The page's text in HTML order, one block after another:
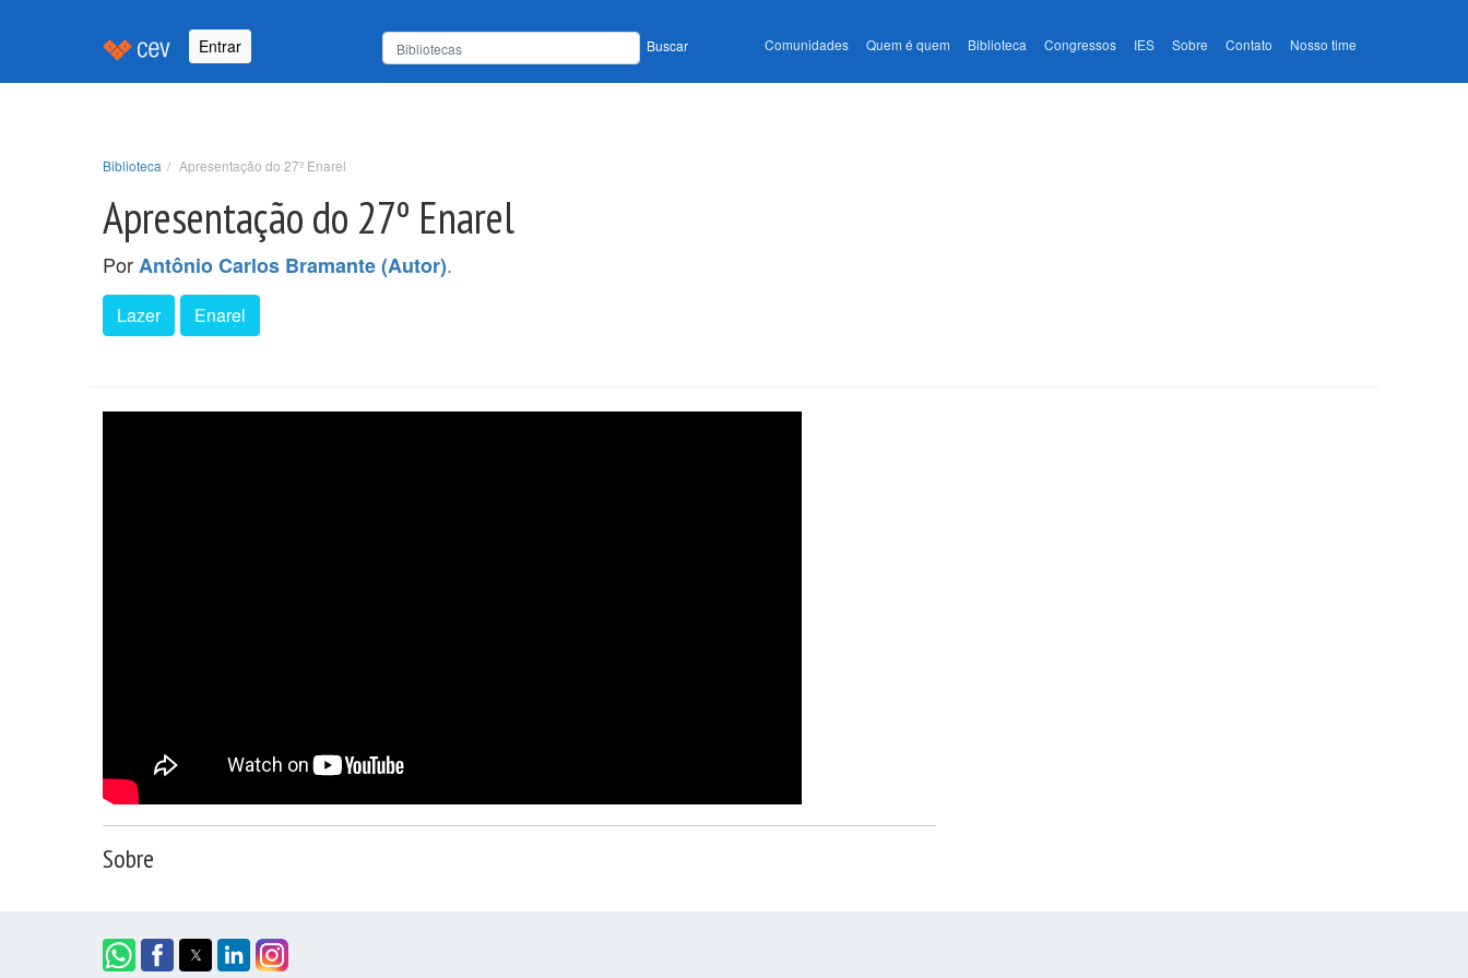
Entrar Buscar Comunidades Quem é quem Biblioteca Congressos IES Sobre Contato Nosso time
Biblioteca Apresentação do 27º Enarel
Apresentação do 27º Enarel
PorAntônio Carlos Bramante (Autor).
Lazer Enarel
Sobre